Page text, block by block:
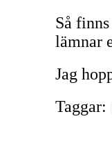
Så
lämnar
Jag
Taggar: